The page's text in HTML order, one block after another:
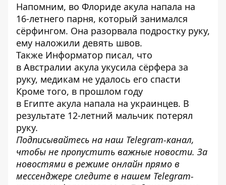
Напомним, во Флориде акула напала на
16-летнего парня, который занимался
сёрфингом. Она разорвала подростку руку,
ему наложили девять швов.
Также Информатор писал, что
в Австралии акула укусила сёрфера за
руку, медикам не удалось его спасти
Кроме того, в прошлом году
в Египте акула напала на украинцев. В
результате 12-летний мальчик потерял
руку.
Подписывайтесь на наш Telegram-канал,
чтобы не пропустить важные новости. За
новостями в режиме онлайн прямо в
мессенджере следите в нашем Telegram-